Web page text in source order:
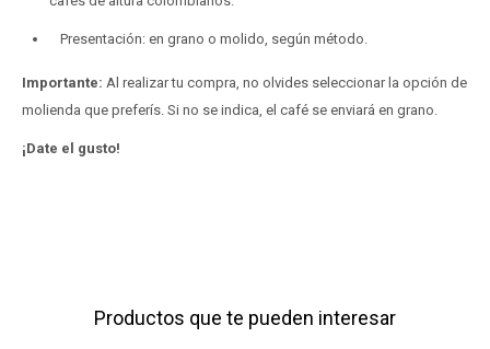
Presentación: en grano o molido, según método.
Importante: Al realizar tu compra, no olvides seleccionar la opción de
molienda que preferís. Si no se indica, el café se enviará en grano.
¡Date el gusto!
Productos que te pueden interesar